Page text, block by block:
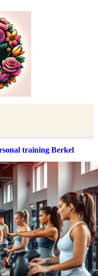
training Berkel